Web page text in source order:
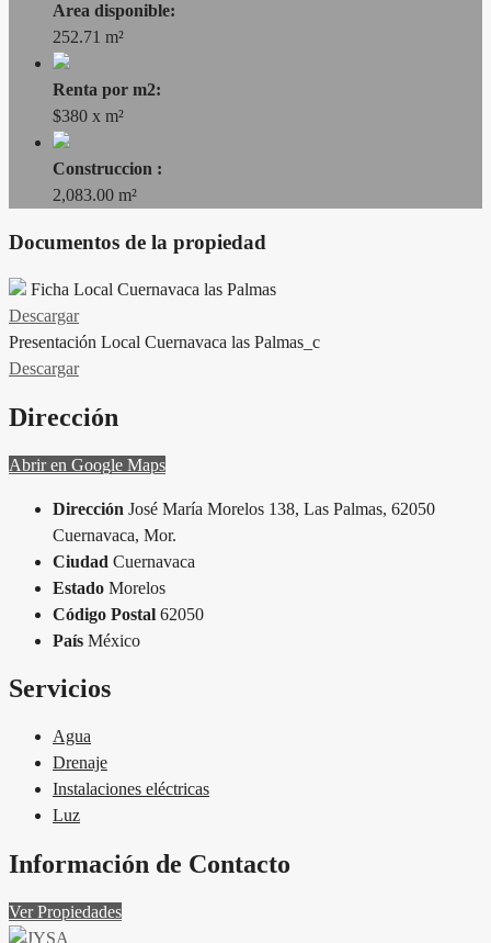
Area disponible:
252.71 m²
Renta por m2:
$380 x m²
Construccion :
2,083.00 m²
Documentos de la propiedad
Ficha Local Cuernavaca las Palmas
Descargar
Presentación Local Cuernavaca las Palmas_c
Descargar
Dirección
Abrir en Google Maps
Dirección José María Morelos 138, Las Palmas, 62050
Cuernavaca, Mor.
Ciudad Cuernavaca
Estado Morelos
Código Postal 62050
País México
Servicios
Agua
Drenaje
Instalaciones eléctricas
Luz
Información de Contacto
Ver Propiedades